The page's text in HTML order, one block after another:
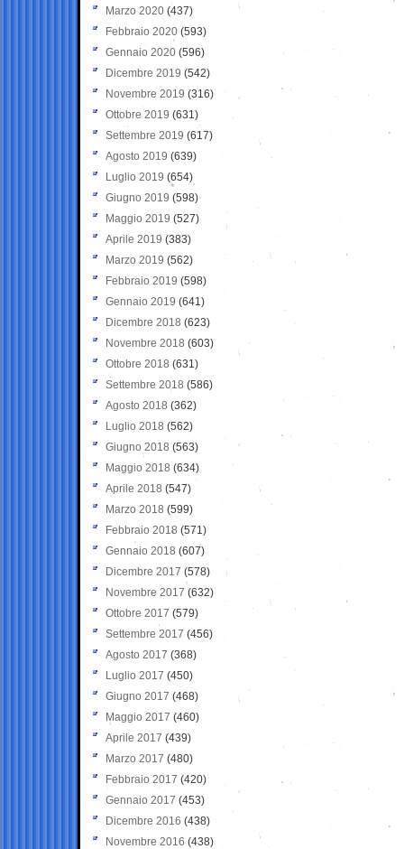
Marzo 2020 (437)
Febbraio 2020 (593)
Gennaio 2020 (596)
Dicembre 2019 (542)
Novembre 2019 (316)
Ottobre 2019 (631)
Settembre 2019 (617)
Agosto 2019 (639)
Luglio 2019 (654)
Giugno 2019 (598)
Maggio 2019 (527)
Aprile 2019 (383)
Marzo 2019 (562)
Febbraio 2019 (598)
Gennaio 2019 (641)
Dicembre 2018 (623)
Novembre 2018 (603)
Ottobre 2018 (631)
Settembre 2018 (586)
Agosto 2018 (362)
Luglio 2018 (562)
Giugno 2018 (563)
Maggio 2018 (634)
Aprile 2018 (547)
Marzo 2018 (599)
Febbraio 2018 (571)
Gennaio 2018 (607)
Dicembre 2017 (578)
Novembre 2017 (632)
Ottobre 2017 (579)
Settembre 2017 (456)
Agosto 2017 (368)
Luglio 2017 (450)
Giugno 2017 (468)
Maggio 2017 (460)
Aprile 2017 (439)
Marzo 2017 (480)
Febbraio 2017 (420)
Gennaio 2017 (453)
Dicembre 2016 (438)
Novembre 2016 (438)